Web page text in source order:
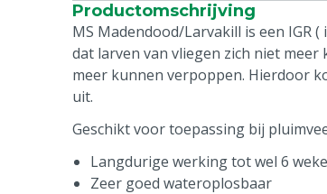
Productomschrijving
MS Madendood/Larvakill is een IGR
dat larven van vliegen zich niet
meer kunnen verpoppen. Hierdoor
uit.
Geschikt voor toepassing bij
Langdurige werking tot wel 6
Zeer goed wateroplosbaar